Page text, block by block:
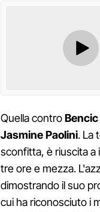
Quella controBencic
Jasmine Paolini. La
sconfitta, è riuscita a
tre ore e mezza.
dimostrando il suo
cui ha riconosciuto i